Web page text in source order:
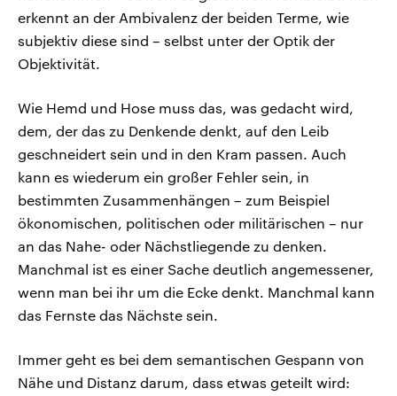
erkennt an der Ambivalenz der beiden Terme, wie
subjektiv diese sind – selbst unter der Optik der
Objektivität.
Wie Hemd und Hose muss das, was gedacht wird,
dem, der das zu Denkende denkt, auf den Leib
geschneidert sein und in den Kram passen. Auch
kann es wiederum ein großer Fehler sein, in
bestimmten Zusammenhängen – zum Beispiel
ökonomischen, politischen oder militärischen – nur
an das Nahe- oder Nächstliegende zu denken.
Manchmal ist es einer Sache deutlich angemessener,
wenn man bei ihr um die Ecke denkt. Manchmal kann
das Fernste das Nächste sein.
Immer geht es bei dem semantischen Gespann von
Nähe und Distanz darum, dass etwas geteilt wird: